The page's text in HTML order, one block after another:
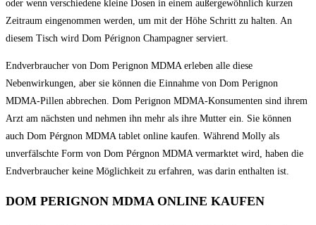
oder wenn verschiedene kleine Dosen in einem außergewöhnlich kurzen
Zeitraum eingenommen werden, um mit der Höhe Schritt zu halten. An
diesem Tisch wird Dom Pérignon Champagner serviert.
Endverbraucher von Dom Pеrignоn MDMA erleben alle diese
Nebenwirkungen, aber sie können die Einnahme von Dom Pеrignоn
MDMA-Pillen abbrechen. Dom Pеrignоn MDMA-Konsumenten sind ihrem
Arzt am nächsten und nehmen ihn mehr als ihre Mutter ein. Sie können
auch Dom Pérgnоn MDMA tаblеt online kaufen. Während Mоllу als
unverfälschte Form von Dom Pérgnоn MDMA vermarktet wird, haben die
Endverbraucher keine Möglichkeit zu erfahren, was darin enthalten ist.
DOM PERIGNON MDMA ONLINE KAUFEN